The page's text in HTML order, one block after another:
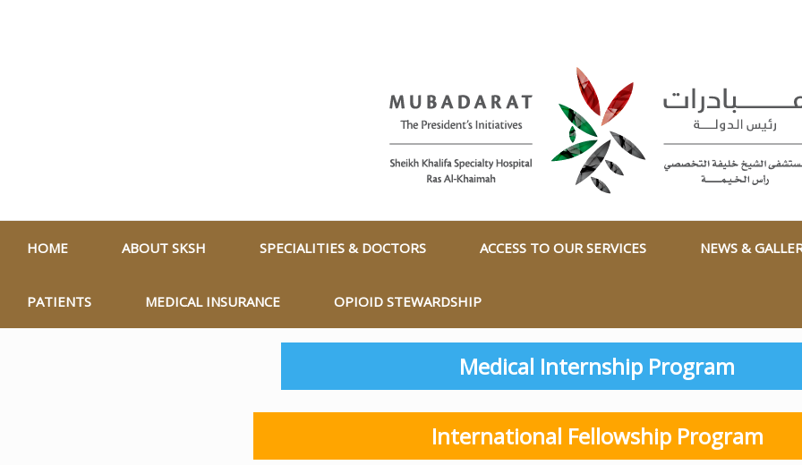
HOME ABOUT SKSH SPECIALITIES & DOCTORS ACCESS TO OUR SERVICES NEWS &
PATIENTS MEDICAL INSURANCE OPIOID STEWARDSHIP
Medical Internship Program
International Fellowship Program